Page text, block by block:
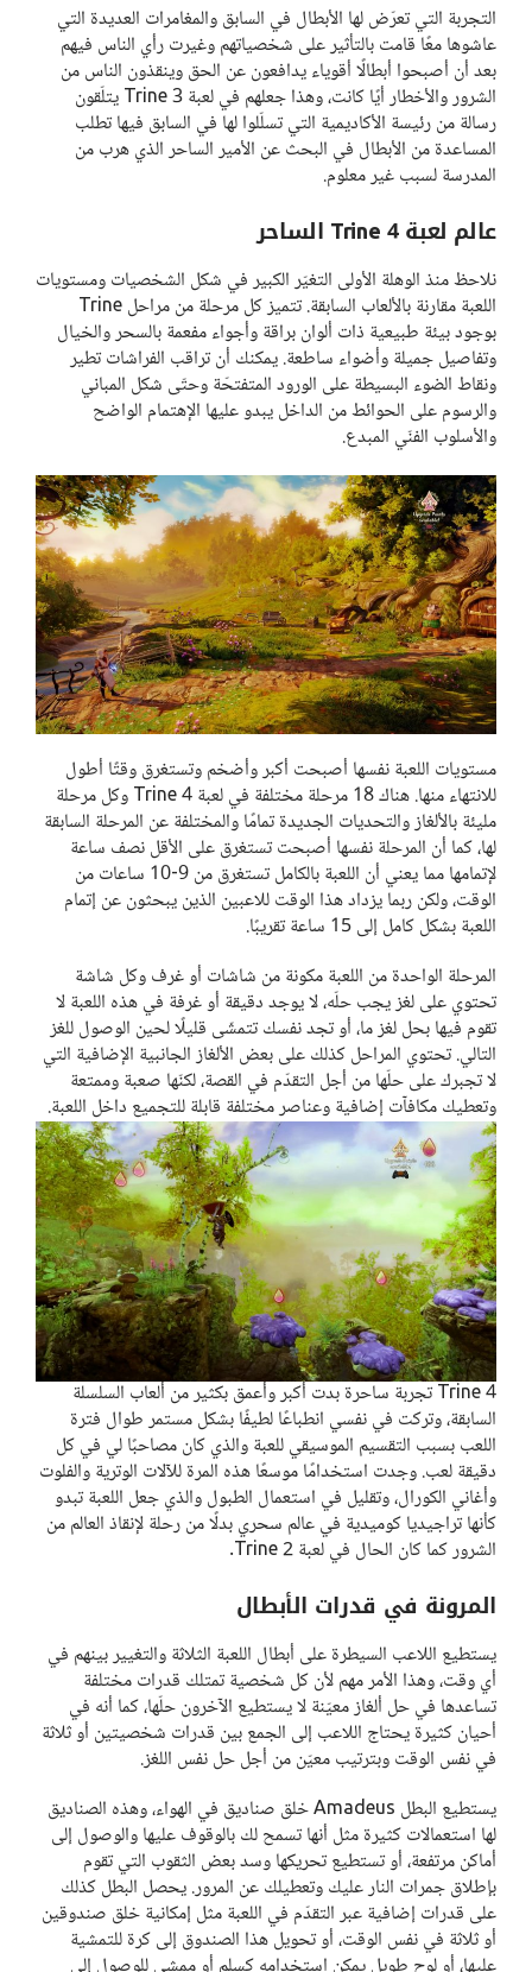
التجربة التي تعرّض لها الأبطال في السابق والمغامرات العديدة التي
عاشوها معًا قامت بالتأثير على شخصياتهم وغيرت رأي الناس فيهم
بعد أن أصبحوا أبطالًا أقوياء يدافعون عن الحق وينقذون الناس من
الشرور والأخطار أيًا كانت، وهذا جعلهم في لعبة Trine 3 يتلّقون
رسالة من رئيسة الأكاديمية التي تسلّلوا لها في السابق فيها تطلب
المساعدة من الأبطال في البحث عن الأمير الساحر الذي هرب من
المدرسة لسبب غير معلوم.
عالم لعبة Trine 4 الساحر
نلاحظ منذ الوهلة الأولى التغيّر الكبير في شكل الشخصيات ومستويات
اللعبة مقارنة بالألعاب السابقة. تتميز كل مرحلة من مراحل Trine
بوجود بيئة طبيعية ذات ألوان براقة وأجواء مفعمة بالسحر والخيال
وتفاصيل جميلة وأضواء ساطعة. يمكنك أن تراقب الفراشات تطير
ونقاط الضوء البسيطة على الورود المتفتحّة وحتّى شكل المباني
والرسوم على الحوائط من الداخل يبدو عليها الإهتمام الواضح
والأسلوب الفنّي المبدع.
مستويات اللعبة نفسها أصبحت أكبر وأضخم وتستغرق وقتًا أطول
للانتهاء منها. هناك 18 مرحلة مختلفة في لعبة Trine 4 وكل مرحلة
مليئة بالألغاز والتحديات الجديدة تمامًا والمختلفة عن المرحلة السابقة
لها، كما أن المرحلة نفسها أصبحت تستغرق على الأقل نصف ساعة
لإتمامها مما يعني أن اللعبة بالكامل تستغرق من 9-10 ساعات من
الوقت، ولكن ربما يزداد هذا الوقت للاعبين الذين يبحثون عن إتمام
اللعبة بشكل كامل إلى 15 ساعة تقريبًا.
المرحلة الواحدة من اللعبة مكونة من شاشات أو غرف وكل شاشة
تحتوي على لغز يجب حلّه، لا يوجد دقيقة أو غرفة في هذه اللعبة لا
تقوم فيها بحل لغز ما، أو تجد نفسك تتمشّى قليلًا لحين الوصول للغز
التالي. تحتوي المراحل كذلك على بعض الألغاز الجانبية الإضافية التي
لا تجبرك على حلّها من أجل التقدّم في القصة، لكنّها صعبة وممتعة
وتعطيك مكافآت إضافية وعناصر مختلفة قابلة للتجميع داخل اللعبة.
Trine 4 تجربة ساحرة بدت أكبر وأعمق بكثير من ألعاب السلسلة
السابقة، وتركت في نفسي انطباعًا لطيفًا بشكل مستمر طوال فترة
اللعب بسبب التقسيم الموسيقي للعبة والذي كان مصاحبًا لي في كل
دقيقة لعب. وجدت استخدامًا موسعًا هذه المرة للآلات الوترية والفلوت
وأغاني الكورال، وتقليل في استعمال الطبول والذي جعل اللعبة تبدو
كأنها تراجيديا كوميدية في عالم سحري بدلًا من رحلة لإنقاذ العالم من
الشرور كما كان الحال في لعبة Trine 2.
المرونة في قدرات الأبطال
يستطيع اللاعب السيطرة على أبطال اللعبة الثلاثة والتغيير بينهم في
أي وقت، وهذا الأمر مهم لأن كل شخصية تمتلك قدرات مختلفة
تساعدها في حل ألغاز معيّنة لا يستطيع الآخرون حلّها، كما أنه في
أحيان كثيرة يحتاج اللاعب إلى الجمع بين قدرات شخصيتين أو ثلاثة
في نفس الوقت وبترتيب معيّن من أجل حل نفس اللغز.
يستطيع البطل Amadeus خلق صناديق في الهواء، وهذه الصناديق
لها استعمالات كثيرة مثل أنها تسمح لك بالوقوف عليها والوصول إلى
أماكن مرتفعة، أو تستطيع تحريكها وسد بعض الثقوب التي تقوم
بإطلاق جمرات النار عليك وتعطيلك عن المرور. يحصل البطل كذلك
على قدرات إضافية عبر التقدّم في اللعبة مثل إمكانية خلق صندوقين
أو ثلاثة في نفس الوقت، أو تحويل هذا الصندوق إلى كرة للتمشية